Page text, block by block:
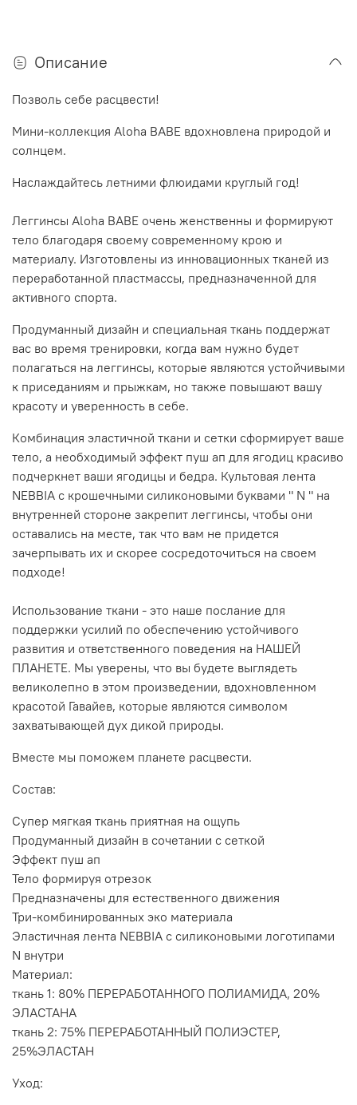
Описание
Позволь себе расцвести!
Мини-коллекция Aloha BABE вдохновлена природой и
солнцем.
Наслаждайтесь летними флюидами круглый год!
Леггинсы Aloha BABE очень женственны и формируют
тело благодаря своему современному крою и
материалу. Изготовлены из инновационных тканей из
переработанной пластмассы, предназначенной для
активного спорта.
Продуманный дизайн и специальная ткань поддержат
вас во время тренировки, когда вам нужно будет
полагаться на леггинсы, которые являются устойчивыми
к приседаниям и прыжкам, но также повышают вашу
красоту и уверенность в себе.
Комбинация эластичной ткани и сетки сформирует ваше
тело, а необходимый эффект пуш ап для ягодиц красиво
подчеркнет ваши ягодицы и бедра. Культовая лента
NEBBIA с крошечными силиконовыми буквами " N " на
внутренней стороне закрепит леггинсы, чтобы они
оставались на месте, так что вам не придется
зачерпывать их и скорее сосредоточиться на своем
подходе!
Использование ткани - это наше послание для
поддержки усилий по обеспечению устойчивого
развития и ответственного поведения на НАШЕЙ
ПЛАНЕТЕ. Мы уверены, что вы будете выглядеть
великолепно в этом произведении, вдохновленном
красотой Гавайев, которые являются символом
захватывающей дух дикой природы.
Вместе мы поможем планете расцвести.
Состав:
Супер мягкая ткань приятная на ощупь
Продуманный дизайн в сочетании с сеткой
Эффект пуш ап
Тело формируя отрезок
Предназначены для естественного движения
Три-комбинированных эко материала
Эластичная лента NEBBIA с силиконовыми логотипами
N внутри
Материал:
ткань 1: 80% ПЕРЕРАБОТАННОГО ПОЛИАМИДА, 20%
ЭЛАСТАНА
ткань 2: 75% ПЕРЕРАБОТАННЫЙ ПОЛИЭСТЕР,
25%ЭЛАСТАН
Уход: